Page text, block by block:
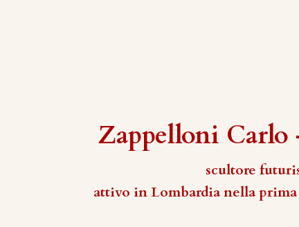
Zappelloni
scultore
attivo in Lombardia nella